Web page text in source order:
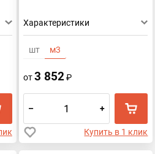
Характеристики
шт м3
от3 852₽
– +
Купить в 1 клик